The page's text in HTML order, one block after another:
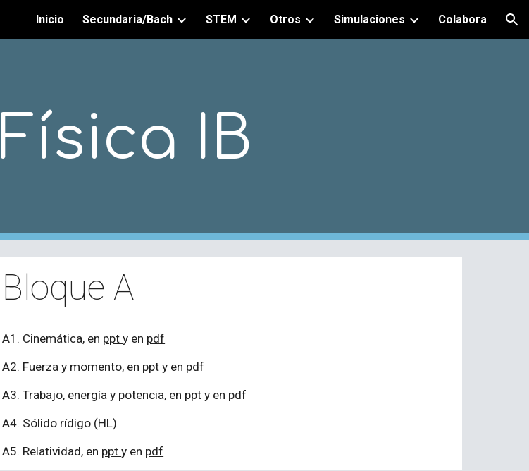
Skip to navigation
Inicio Secundaria/Bach STEM Otros Simulaciones Colabora
Física IB
Bloque A
A1. Cinemática, en ppty en pdf
A2. Fuerza y momento, en ppty en pdf
A3. Trabajo, energía y potencia, en ppty en pdf
A4. Sólido rídigo (HL)
A5. Relatividad, en ppty en pdf